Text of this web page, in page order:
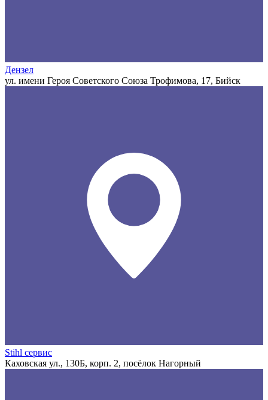
Дензел
ул. имени Героя Советского Союза Трофимова, 17, Бийск
Stihl сервис
Каховская ул., 130Б, корп. 2, посёлок Нагорный